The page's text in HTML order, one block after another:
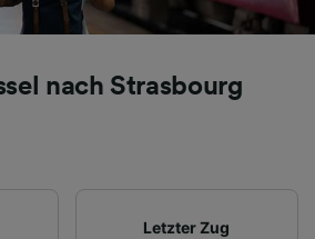
nach Strasbourg
Letzter Zug